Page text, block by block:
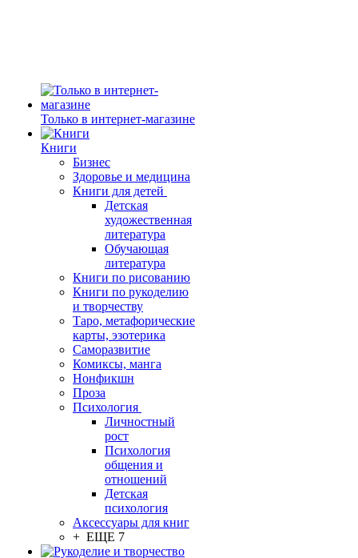
Только в интернет-магазине
Книги
Бизнес
Здоровье и медицина
Книги для детей
Детская
художественная
литература
Обучающая
литература
Книги по рисованию
Книги по рукоделию
и творчеству
Таро, метафорические
карты, эзотерика
Саморазвитие
Комиксы, манга
Нонфикшн
Проза
Психология
Личностный
рост
Психология
общения и
отношений
Детская
психология
Аксессуары для книг
+ ЕЩЕ 7